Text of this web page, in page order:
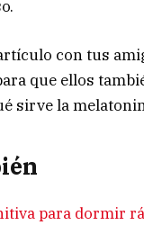
con tus
que ellos
sirve la
para dormir